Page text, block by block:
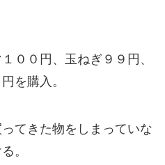
００円、玉ねぎ９９円、
を購入。
てきた物をしまっていな
。